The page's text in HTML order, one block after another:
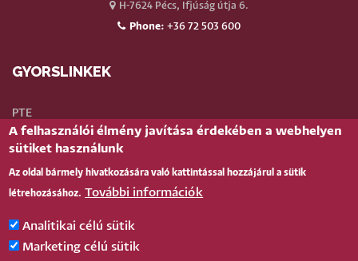
H-7624 Pécs, Ifjúság útja 6.
Phone: +36 72 503 600
GYORSLINKEK
PTE
Neptun
Telefonkönyv
Teams
TÉR(oktatói)
Bejelentkezés
A felhasználói élmény javítása érdekében a webhelyen
sütiket használunk
Az oldal bármely hivatkozására való kattintással hozzájárul a sütik
létrehozásához. További információk
Analitikai célú sütik
Marketing célú sütik